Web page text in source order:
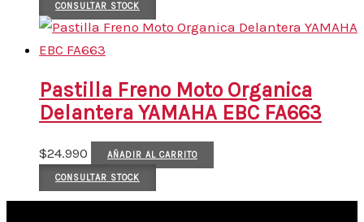
CONSULTAR STOCK
Pastilla Freno Moto Organica
Delantera YAMAHA EBC FA663
$24.990 AÑADIR AL CARRITO
CONSULTAR STOCK